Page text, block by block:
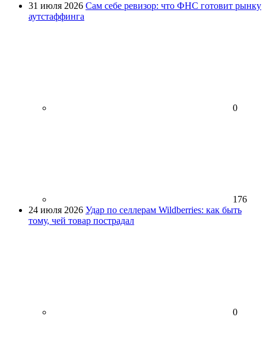
31 июля 2026 Сам себе ревизор: что ФНС готовит рынку
аутстаффинга
0
176
24 июля 2026 Удар по селлерам Wildberries: как быть
тому, чей товар пострадал
0